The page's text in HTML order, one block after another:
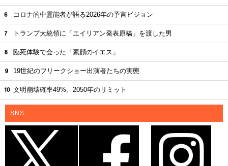
コロナ的中霊能者が語る2026年の予言ビジョン
トランプ大統領に「エイリアン発表原稿」を渡した男
臨死体験で会った「素顔のイエス」
19世紀のフリークショー出演者たちの実態
文明崩壊確率49%、2050年のリミット
SNS